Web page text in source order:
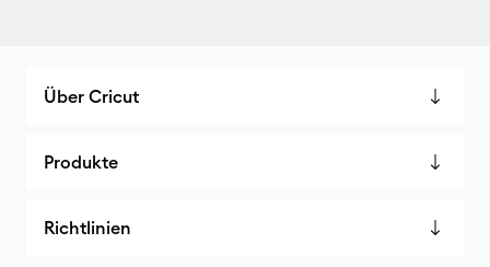
Über Cricut
Produkte
Richtlinien